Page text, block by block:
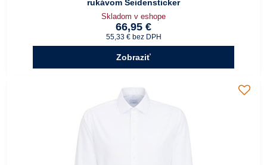
rukávom Seidensticker
Skladom v eshope
66,95 €
55,33 € bez DPH
Zobraziť